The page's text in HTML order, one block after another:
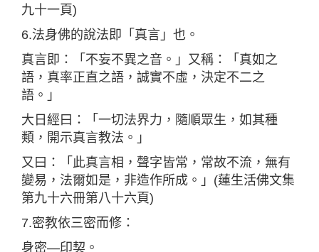
九十一頁)
6.法身佛的說法即「真言」也。
真言即：「不妄不異之音。」又稱：「真如之
語，真率正直之語，誠實不虛，決定不二之
語。」
大日經曰：「一切法界力，隨順眾生，如其種
類，開示真言教法。」
又曰：「此真言相，聲字皆常，常故不流，無有
變易，法爾如是，非造作所成。」(蓮生活佛文集
第九十六冊第八十六頁)
7.密教依三密而修：
身密—印契。